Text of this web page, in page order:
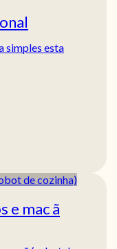
simples esta
e mac ã